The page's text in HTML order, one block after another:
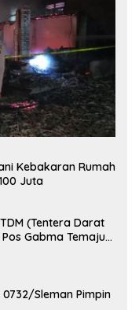
Kebakaran Rumah
Juta
(Tentera Darat
Gabma Temajuk
Sleman Pimpin